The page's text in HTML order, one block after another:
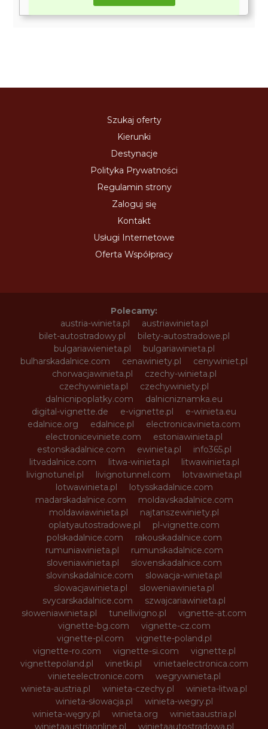
Szukaj oferty
Kierunki
Destynacje
Polityka Prywatności
Regulamin strony
Zaloguj się
Kontakt
Usługi Internetowe
Oferta Współpracy
Polecamy:
austria-winieta.pl
austriawinieta.pl
bilet-autostradowy.pl
bilety-autostradowe.pl
bulgariawienieta.pl
bulgariawinieta.pl
bulharskadalnice.com
cenawiniety.pl
cenywiniet.pl
chorwacjawinieta.pl
czechy-winieta.pl
czechywinieta.pl
czechywiniety.pl
dalnicnipoplatky.com
dalnicniznamka.eu
digital-vignette.de
e-vignette.pl
e-winieta.eu
edalnice.org
edalnice.pl
electronicavinieta.com
electroniceviniete.com
estoniawinieta.pl
estonskadalnice.com
ewinieta.pl
info365.pl
litvadalnice.com
litwa-winieta.pl
litwawinieta.pl
livignotunel.pl
livignotunnel.com
lotvawinieta.pl
lotwawinieta.pl
lotysskadalnice.com
madarskadalnice.com
moldavskadalnice.com
moldawiawinieta.pl
najtanszewiniety.pl
oplatyautostradowe.pl
pl-vignette.com
polskadalnice.com
rakouskadalnice.com
rumuniawinieta.pl
rumunskadalnice.com
sloveniawinieta.pl
slovenskadalnice.com
slovinskadalnice.com
slowacja-winieta.pl
slowacjawinieta.pl
sloweniawinieta.pl
svycarskadalnice.com
szwajcariawinieta.pl
słoweniawinieta.pl
tunellivigno.pl
vignette-at.com
vignette-bg.com
vignette-cz.com
vignette-pl.com
vignette-poland.pl
vignette-ro.com
vignette-si.com
vignette.pl
vignettepoland.pl
vinetki.pl
vinietaelectronica.com
vinieteelectronice.com
wegrywinieta.pl
winieta-austria.pl
winieta-czechy.pl
winieta-litwa.pl
winieta-słowacja.pl
winieta-wegry.pl
winieta-węgry.pl
winieta.org
winietaaustria.pl
winietaaustriaonline.pl
winietaautostradowa.pl